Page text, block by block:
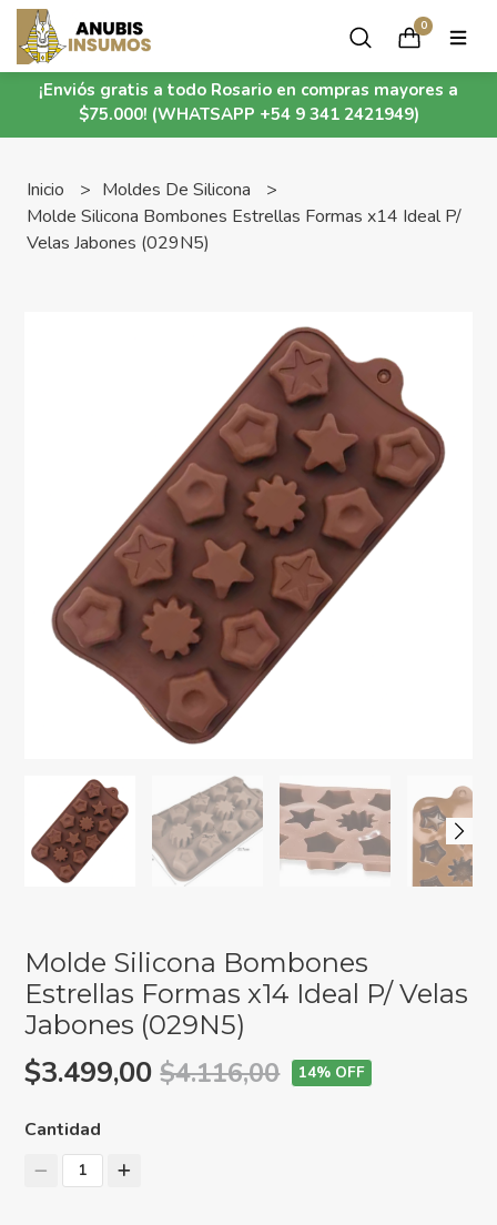
¡Enviós gratis a todo Rosario en compras mayores a
$75.000! (WHATSAPP +54 9 341 2421949)
0
Inicio
Moldes De Silicona
Molde Silicona Bombones Estrellas Formas x14 Ideal P/
Velas Jabones (029N5)
Molde Silicona Bombones
Estrellas Formas x14 Ideal P/ Velas
Jabones (029N5)
$3.499,00$4.116,00 14% OFF
Cantidad
1